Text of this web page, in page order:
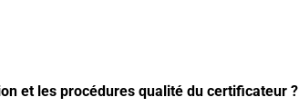
et les procédures qualité du certificateur ?